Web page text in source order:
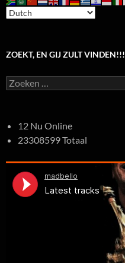
ZOEKT, EN GIJ ZULT VINDEN!!!
Zoeken
naar:
12 Nu Online
23308599 Totaal